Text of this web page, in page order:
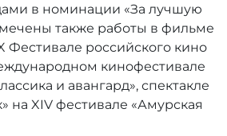
в номинации «За лучшую
также работы в фильме
Фестивале российского кино
кинофестивале
и авангард», спектакле
на XIV фестивале «Амурская